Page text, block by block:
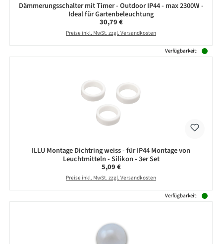
Dämmerungsschalter mit Timer - Outdoor IP44 - max 2300W -
Ideal für Gartenbeleuchtung
Regulärer Preis:
30,79 €
Preise inkl. MwSt. zzgl. Versandkosten
Verfügbarkeit:
ILLU Montage Dichtring weiss - für IP44 Montage von
Leuchtmitteln - Silikon - 3er Set
Regulärer Preis:
5,09 €
Preise inkl. MwSt. zzgl. Versandkosten
Verfügbarkeit: